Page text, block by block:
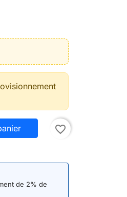
favorite_border
de 2% de